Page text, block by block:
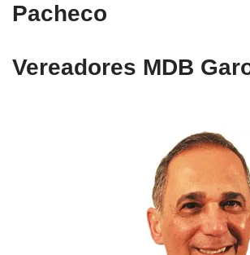
Pacheco
Vereadores MDB